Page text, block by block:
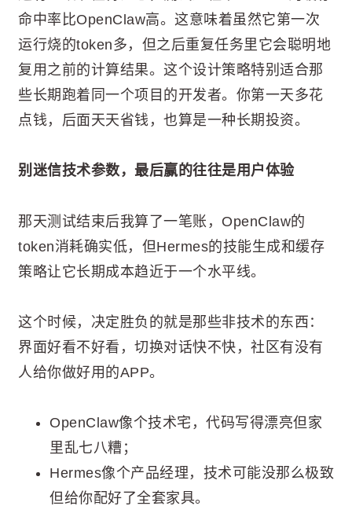
命中率比OpenClaw高。这意味着虽然它第一次
运行烧的token多，但之后重复任务里它会聪明地
复用之前的计算结果。这个设计策略特别适合那
些长期跑着同一个项目的开发者。你第一天多花
点钱，后面天天省钱，也算是一种长期投资。
别迷信技术参数，最后赢的往往是用户体验
那天测试结束后我算了一笔账，OpenClaw的
token消耗确实低，但Hermes的技能生成和缓存
策略让它长期成本趋近于一个水平线。
这个时候，决定胜负的就是那些非技术的东西：
界面好看不好看，切换对话快不快，社区有没有
人给你做好用的APP。
OpenClaw像个技术宅，代码写得漂亮但家
里乱七八糟；
Hermes像个产品经理，技术可能没那么极致
但给你配好了全套家具。